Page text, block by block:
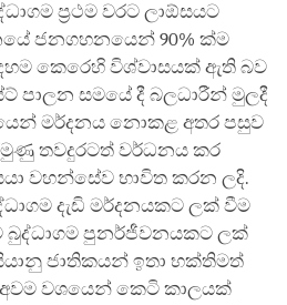
ප්‍රථම වරට ලාඕසයට
ජනගහනයෙන් 90% ක්ම
කෙරෙහි විශ්වාසයක් ඇති බව
පාලන සමයේ දී බලධාරීන් මුලදී
මර්දනය නොකළ අතර පසුව
තවදුරටත් වර්ධනය කර
වහන්සේව භාවිත කරන ලදි.
දැඩි මර්දනයකට ලක් වීම
බුද්ධාගම පුනර්ජීවනයකට ලක්
ජාතිකයන් ඉතා භක්තිමත්
වශයෙන් කෙටි කාලයක්